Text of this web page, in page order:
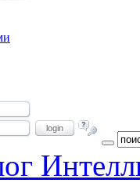
login